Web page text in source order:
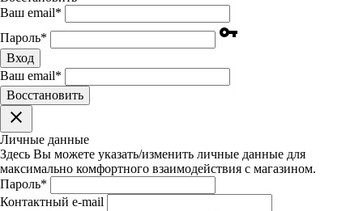
Ваш email*
Пароль* vpn_key
Вход
Ваш email*
Воcстановить
clear
Личные данные
Здесь Вы можете указать/изменить личные данные для
максимально комфортного взаимодействия с магазином.
Пароль*
Контактный e-mail